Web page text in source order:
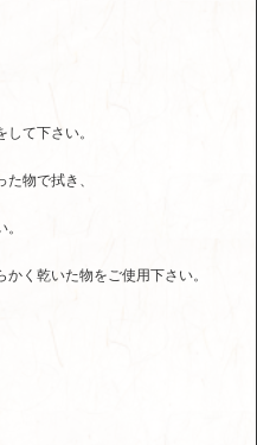
て下さい。
物で拭き、
く乾いた物をご使用下さい。